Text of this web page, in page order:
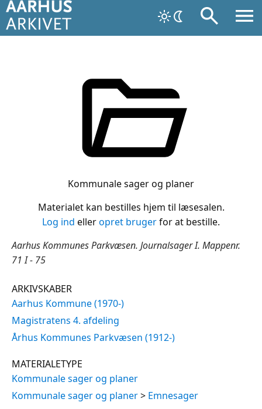
Kommunale sager og planer
Materialet kan bestilles hjem til læsesalen.
Log ind elleropret brugerfor at bestille.
Aarhus Kommunes Parkvæsen. Journalsager I. Mappenr.
71 I - 75
ARKIVSKABER
Aarhus Kommune (1970-)
Magistratens 4. afdeling
Århus Kommunes Parkvæsen (1912-)
MATERIALETYPE
Kommunale sager og planer
Kommunale sager og planer> Emnesager